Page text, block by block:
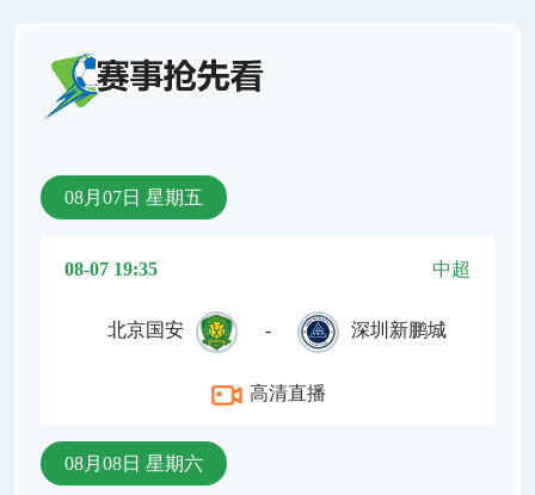
08月07日 星期五
08-07 19:35 中超
北京国安 - 深圳新鹏城
高清直播
08月08日 星期六